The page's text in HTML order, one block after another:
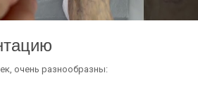
очень разнообразны: